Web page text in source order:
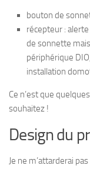
bouton de
récepteur :
de sonnette
périphérique
installation
Ce n’est que
souhaitez !
Design du
Je ne m’attarderai